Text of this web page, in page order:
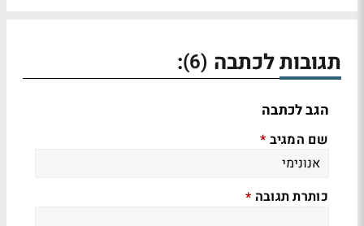
תגובות לכתבה (6)
:
הגב לכתבה
שם המגיב *
כותרת תגובה *